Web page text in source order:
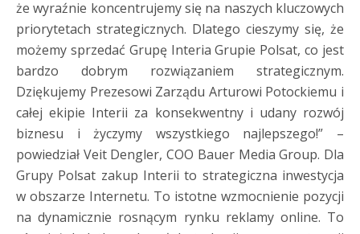
że wyraźnie koncentrujemy się na naszych kluczowych
priorytetach strategicznych. Dlatego cieszymy się, że
możemy sprzedać Grupę Interia Grupie Polsat, co jest
bardzo dobrym rozwiązaniem strategicznym.
Dziękujemy Prezesowi Zarządu Arturowi Potockiemu i
całej ekipie Interii za konsekwentny i udany rozwój
biznesu i życzymy wszystkiego najlepszego!” –
powiedział Veit Dengler, COO Bauer Media Group. Dla
Grupy Polsat zakup Interii to strategiczna inwestycja
w obszarze Internetu. To istotne wzmocnienie pozycji
na dynamicznie rosnącym rynku reklamy online. To